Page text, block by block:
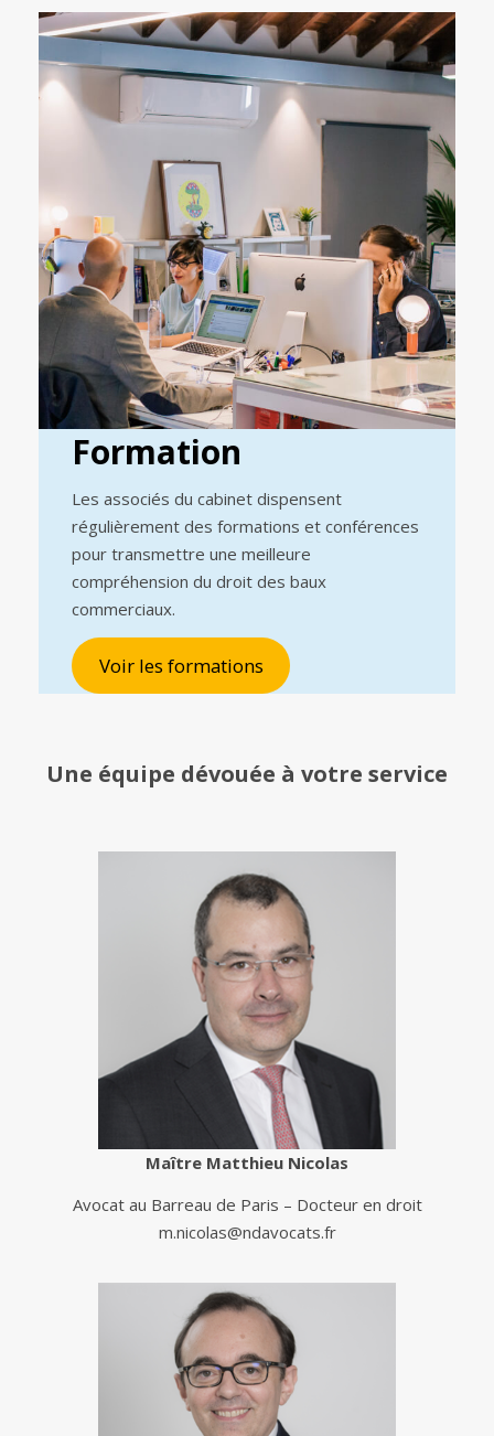
Formation
Les associés du cabinet dispensent
régulièrement des formations et conférences
pour transmettre une meilleure
compréhension du droit des baux
commerciaux.
Voir les formations
Une équipe dévouée à votre service
Maître Matthieu Nicolas
Avocat au Barreau de Paris – Docteur en droit
m.nicolas@ndavocats.fr